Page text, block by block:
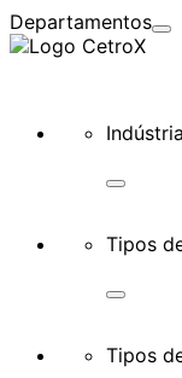
Departamentos
X
Tipos
Tipos